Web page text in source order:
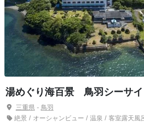
湯めぐり海百景 鳥羽シーサ
三重県- 鳥羽
絶景 / オーシャンビュー / 温泉 / 客室露天風